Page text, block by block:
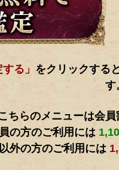
る」 をクリックする
す
ちらのメニューは会員
の方のご利用には
外の方のご利用には